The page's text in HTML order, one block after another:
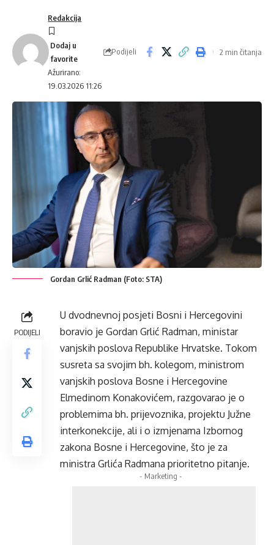
Ažurirano:
19.03.2026 11:26
Redakcija
Podijeli 2 min čitanja
Gordan Grlić Radman (Foto: STA)
PODIJELI
U dvodnevnoj posjeti Bosni i Hercegovini
boravio je Gordan Grlić Radman, ministar
vanjskih poslova Republike Hrvatske. Tokom
susreta sa svojim bh. kolegom, ministrom
vanjskih poslova Bosne i Hercegovine
Elmedinom Konakovićem, razgovarao je o
problemima bh. prijevoznika, projektu Južne
interkonekcije, ali i o izmjenama Izbornog
zakona Bosne i Hercegovine, što je za
ministra Grlića Radmana prioritetno pitanje.
- Marketing -